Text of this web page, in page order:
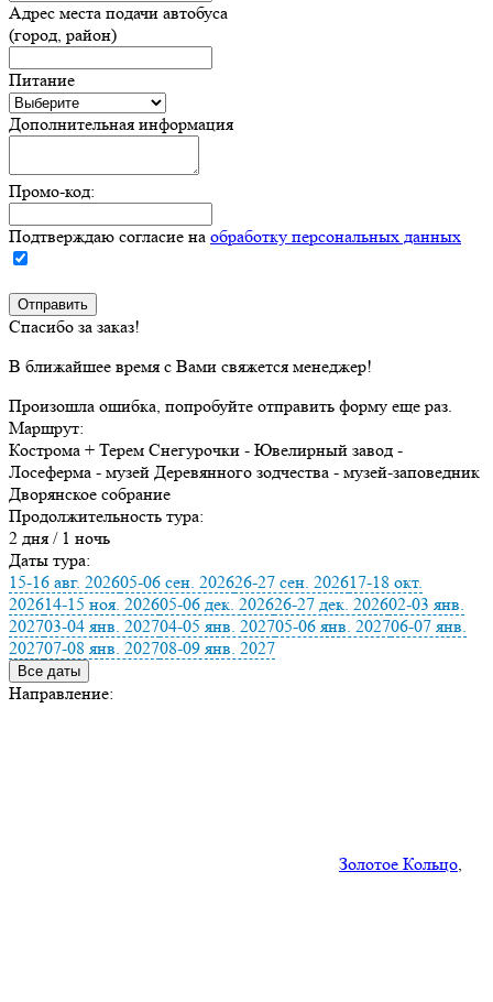
Адрес места подачи автобуса
(город, район)
Питание
Дополнительная информация
Промо-код:
Подтверждаю согласие на обработку персональных данных
Спасибо за заказ!
В ближайшее время с Вами свяжется менеджер!
Произошла ошибка, попробуйте отправить форму еще раз.
Маршрут:
Кострома + Терем Снегурочки - Ювелирный завод -
Лосеферма - музей Деревянного зодчества - музей-заповедник
Дворянское собрание
Продолжительность тура:
2 дня / 1 ночь
Даты тура:
15-16 авг. 202605-06 сен. 202626-27 сен. 202617-18 окт.
202614-15 ноя. 202605-06 дек. 202626-27 дек. 202602-03 янв.
202703-04 янв. 202704-05 янв. 202705-06 янв. 202706-07 янв.
202707-08 янв. 202708-09 янв. 2027
Все даты
Направление:
Золотое Кольцо,